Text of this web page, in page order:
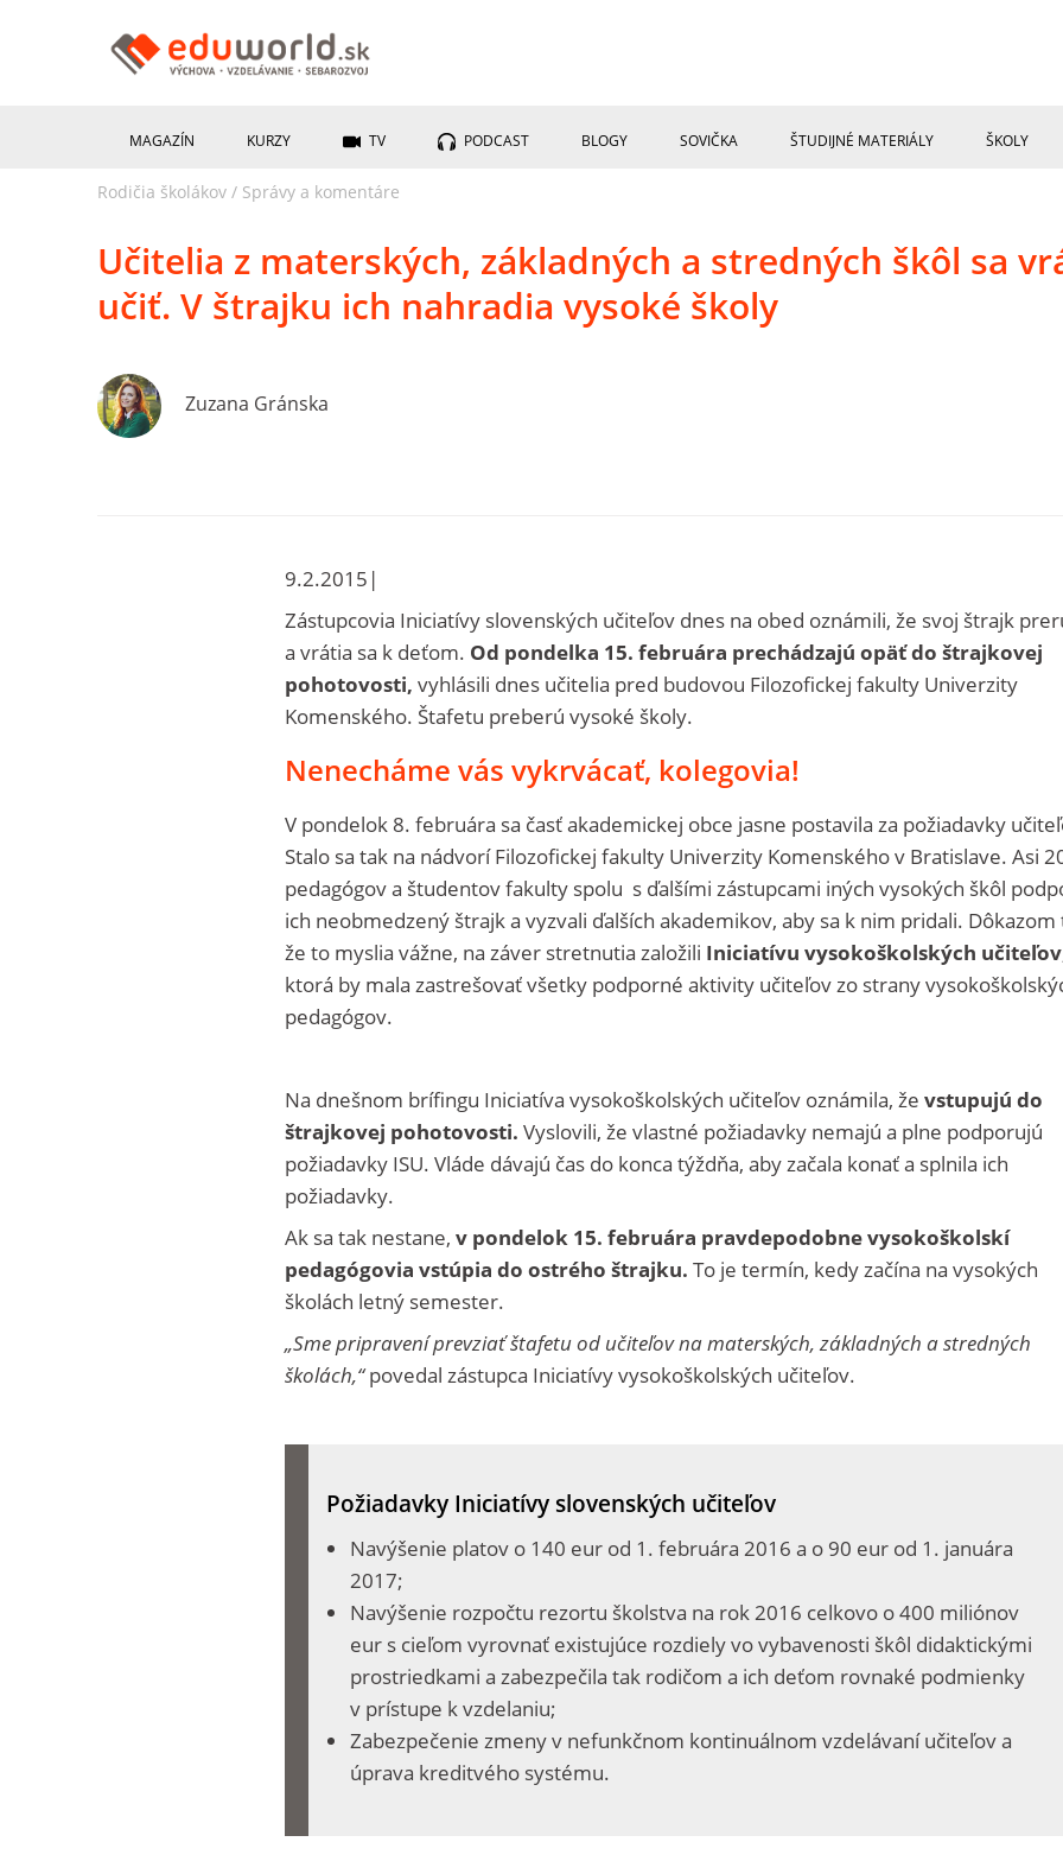
MAGAZÍN KURZY TV PODCAST BLOGY SOVIČKA ŠTUDIJNÉ MATERIÁLY ŠKOLY
Rodičia školákov / Správy a komentáre
Učitelia z materských, základných a stredných škôl sa
učiť. V štrajku ich nahradia vysoké školy
Zuzana Gránska
9.2.2015|
Zástupcovia Iniciatívy slovenských učiteľov dnes na obed oznámili, že svoj štrajk
a vrátia sa k deťom. Od pondelka 15. februára prechádzajú opäť do štrajkovej
pohotovosti, vyhlásili dnes učitelia pred budovou Filozofickej fakulty Univerzity
Komenského. Štafetu preberú vysoké školy.
Nenecháme vás vykrvácať, kolegovia!
V pondelok 8. februára sa časť akademickej obce jasne postavila za požiadavky
Stalo sa tak na nádvorí Filozofickej fakulty Univerzity Komenského v Bratislave. Asi
pedagógov a študentov fakulty spolu s ďalšími zástupcami iných vysokých škôl
ich neobmedzený štrajk a vyzvali ďalších akademikov, aby sa k nim pridali. Dôkazom
že to myslia vážne, na záver stretnutia založili Iniciatívu vysokoškolských učiteľov
ktorá by mala zastrešovať všetky podporné aktivity učiteľov zo strany
pedagógov.
Na dnešnom brífingu Iniciatíva vysokoškolských učiteľov oznámila, že vstupujú do
štrajkovej pohotovosti. Vyslovili, že vlastné požiadavky nemajú a plne podporujú
požiadavky ISU. Vláde dávajú čas do konca týždňa, aby začala konať a splnila ich
požiadavky.
Ak sa tak nestane, v pondelok 15. februára pravdepodobne vysokoškolskí
pedagógovia vstúpia do ostrého štrajku. To je termín, kedy začína na vysokých
školách letný semester.
„Sme pripravení prevziať štafetu od učiteľov na materských, základných a stredných
školách,“povedal zástupca Iniciatívy vysokoškolských učiteľov.
Požiadavky Iniciatívy slovenských učiteľov
Navýšenie platov o 140 eur od 1. februára 2016 a o 90 eur od 1. januára
2017;
Navýšenie rozpočtu rezortu školstva na rok 2016 celkovo o 400 miliónov
eur s cieľom vyrovnať existujúce rozdiely vo vybavenosti škôl didaktickými
prostriedkami a zabezpečila tak rodičom a ich deťom rovnaké podmienky
v prístupe k vzdelaniu;
Zabezpečenie zmeny v nefunkčnom kontinuálnom vzdelávaní učiteľov a
úprava kreditvého systému.